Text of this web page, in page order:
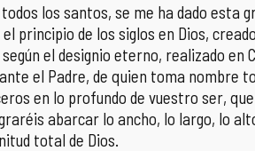
los santos, se me ha dado
principio de los siglos en Dios,
el designio eterno, realizado
el Padre, de quien toma nombre
en lo profundo de vuestro ser,
abarcar lo ancho, lo largo, lo
total de Dios.